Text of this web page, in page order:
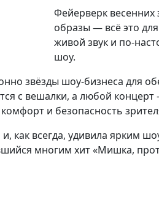
Фейерверк
образы — всё это
живой звук и по-
шоу.
звёзды шоу-бизнеса для
с вешалки, а любой
и безопасность
всегда, удивила ярким
многим хит «Мишка,